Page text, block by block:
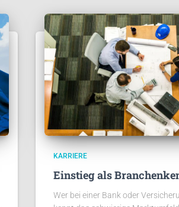
KARRIERE
Einstieg als
Wer bei einer Bank oder